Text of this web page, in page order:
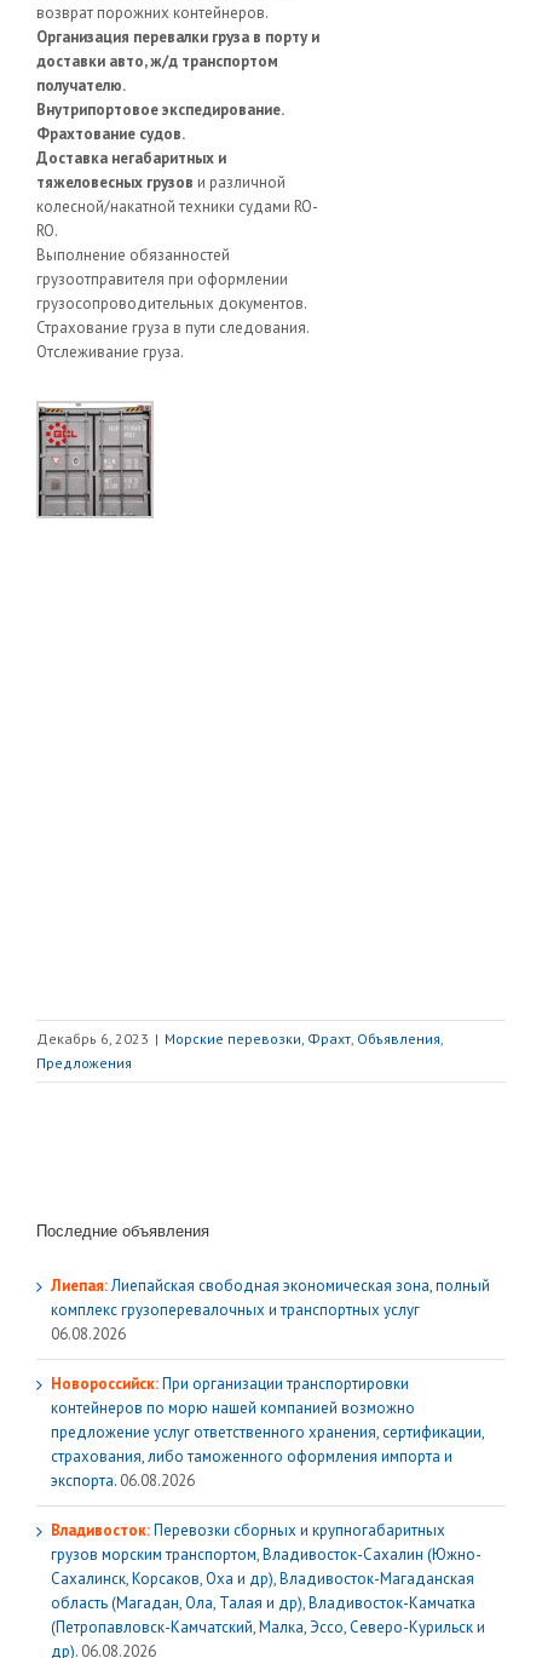
возврат порожних контейнеров.
Организация перевалки груза в порту и
доставки авто, ж/д транспортом
получателю.
Внутрипортовое экспедирование.
Фрахтование судов.
Доставка негабаритных и
тяжеловесных грузов и различной
колесной/накатной техники судами RO-
RO.
Выполнение обязанностей
грузоотправителя при оформлении
грузосопроводительных документов.
Страхование груза в пути следования.
Отслеживание груза.
Декабрь 6, 2023 | Морские перевозки, Фрахт, Объявления,
Предложения
Последние объявления
Лиепая:Лиепайская свободная экономическая зона, полный
комплекс грузoперевалочных и транспортных услуг
06.08.2026
Новороссийск:При организации транспортировки
контейнеров по морю нашей компанией возможно
предложение услуг ответственного хранения, сертификации,
страхования, либо таможенного оформления импорта и
экспорта. 06.08.2026
Владивосток:Перевозки сборных и крупногабаритных
грузов морским транспортом, Владивосток-Сахалин (Южно-
Сахалинск, Корсаков, Оха и др), Владивосток-Магаданская
область (Магадан, Ола, Талая и др), Владивосток-Камчатка
(Петропавловск-Камчатский, Малка, Эссо, Северо-Курильск и
др). 06.08.2026